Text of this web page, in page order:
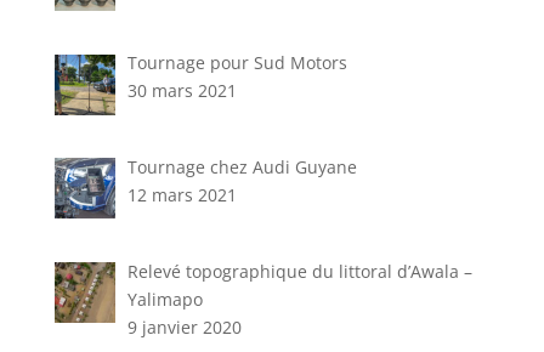
Tournage pour Sud Motors
30 mars 2021
Tournage chez Audi Guyane
12 mars 2021
Relevé topographique du littoral d’Awala –
Yalimapo
9 janvier 2020